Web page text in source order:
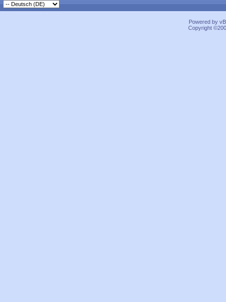
Powered by
Copyright